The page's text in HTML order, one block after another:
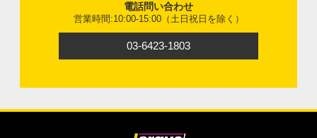
電話問い合わせ
営業時間:10:00-15:00（土日祝日を除く）
03-6423-1803